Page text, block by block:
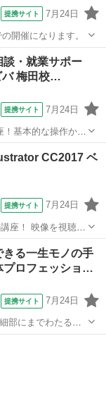
提携サイト 7月24日
開催になります。
談・就業サポー
バ 梅田校…
提携サイト 7月24日
基本的な操作から
の醍醐味を学ぶ事が
CC2017 ベ
提携サイト 7月24日
座！ 映像を視聴し
味である図形やイ
習していきます。
る一生モノの手
プロフェッショ…
提携サイト 7月24日
部にまでわたる整
プロ技術を習得！